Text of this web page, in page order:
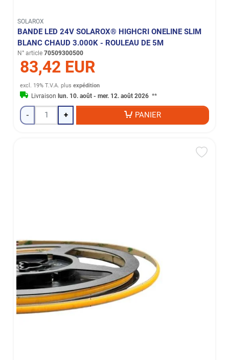
SOLAROX
BANDE LED 24V SOLAROX® HIGHCRI ONELINE SLIM
BLANC CHAUD 3.000K - ROULEAU DE 5M
N° article 70509300500
83,42 EUR
excl. 19% T.V.A. plusexpédition
Livraisonlun. 10. août - mer. 12. août 2026 **
- + PANIER